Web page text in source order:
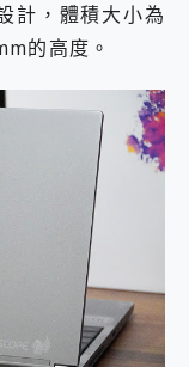
計，體積大小為
的高度。